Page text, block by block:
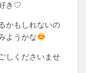
き♡
かもしれないの
ようかな
しくださいませ